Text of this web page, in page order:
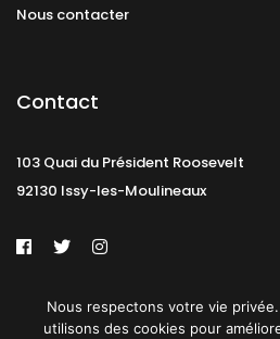
Nous contacter
Contact
103 Quai du Président Roosevelt
92130 Issy-les-Moulineaux
Mentions légales CGU
Nous respectons votre vie
utilisons des cookies pour